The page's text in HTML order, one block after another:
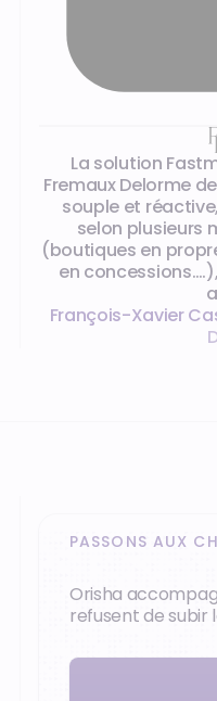
La solution
Fremaux Delorme
souple et
selon plusieurs
(boutiques en
en
François-Xavier
PASSONS AUX
Orisha
refusent de subir